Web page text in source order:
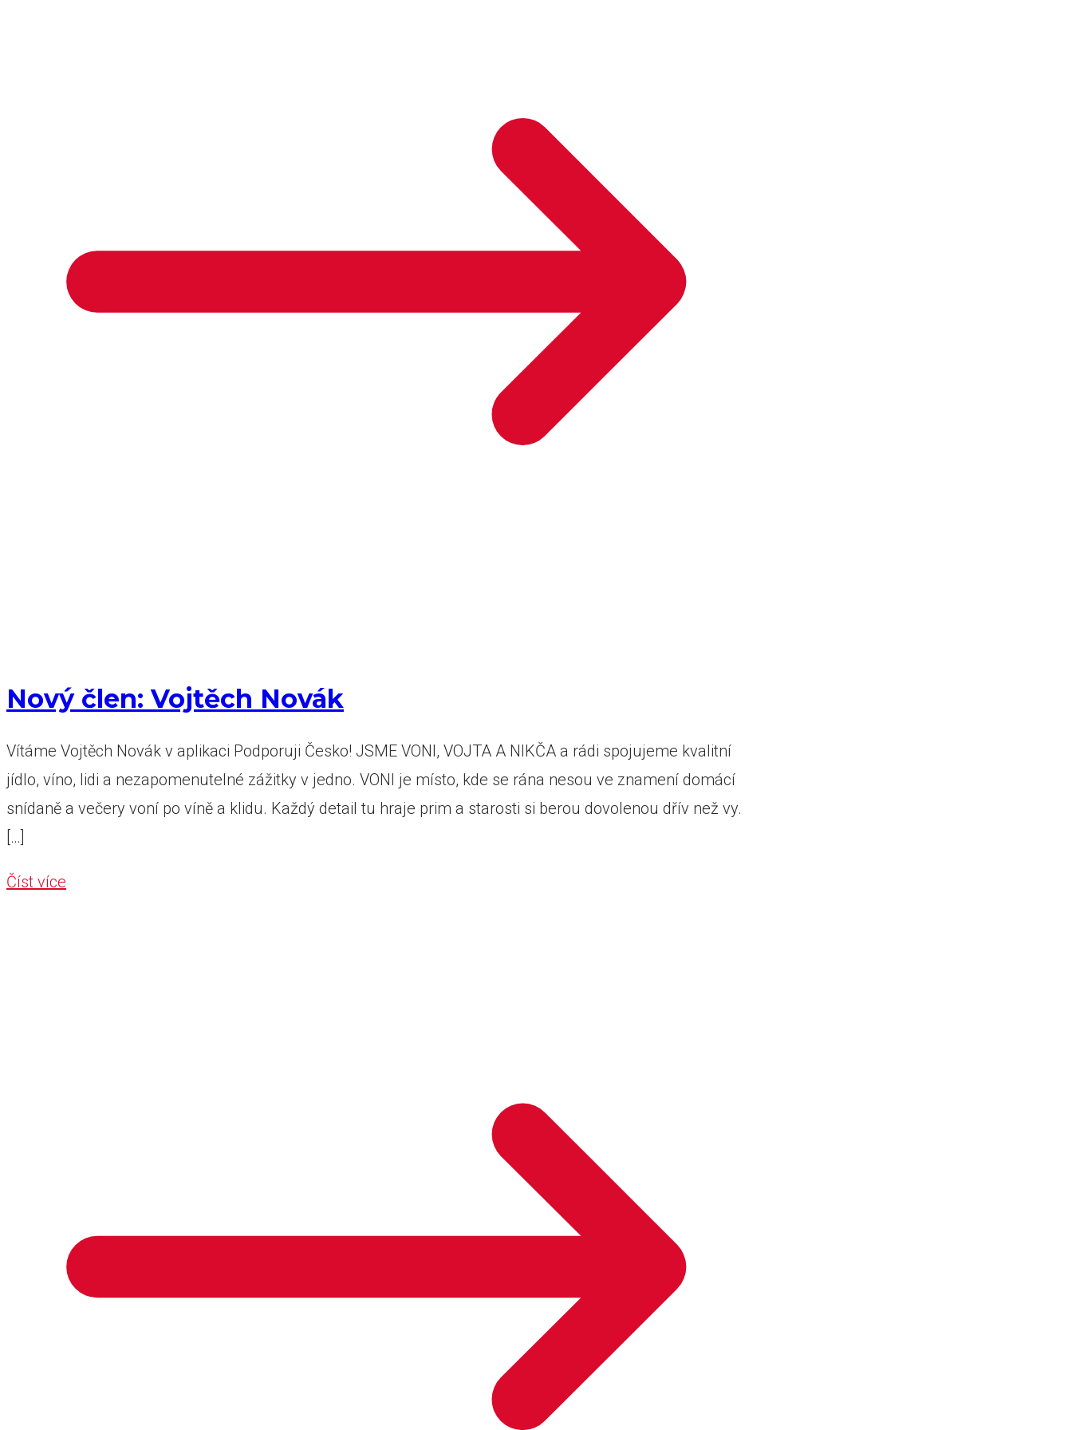
Nový člen: Vojtěch Novák
Vítáme Vojtěch Novák v aplikaci Podporuji Česko! JSME VONI, VOJTA A NIKČA a rádi spojujeme kvalitní
jídlo, víno, lidi a nezapomenutelné zážitky v jedno. VONI je místo, kde se rána nesou ve znamení domácí
snídaně a večery voní po víně a klidu. Každý detail tu hraje prim a starosti si berou dovolenou dřív než vy.
[…]
Číst více